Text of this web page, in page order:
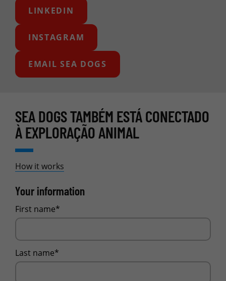
LINKEDIN
INSTAGRAM
EMAIL SEA DOGS
SEA DOGS TAMBÉM ESTÁ CONECTADO
À EXPLORAÇÃO ANIMAL
How it works
Your information
First name*
Last name*